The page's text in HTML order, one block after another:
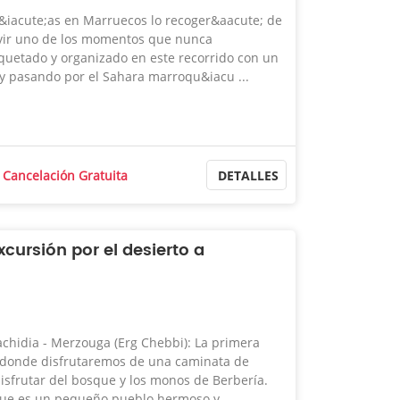
en Marruecos lo recoger&aacute; de
uno de los momentos que nunca
y organizado en este recorrido con un
pasando por el Sahara marroqu&iacu ...
Cancelación Gratuita DETALLES
por el desierto a
- Merzouga (Erg Chebbi): La primera
disfrutaremos de una caminata de
del bosque y los monos de Berbería.